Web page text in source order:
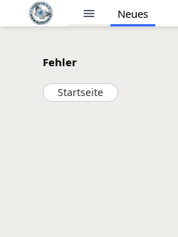
menu Neues
Fehler
Startseite